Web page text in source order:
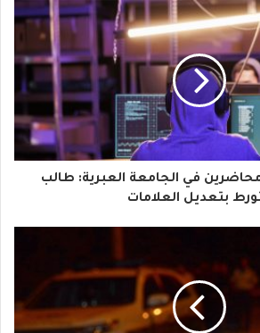
في الجامعة العبرية: طالب
بتعديل العلامات